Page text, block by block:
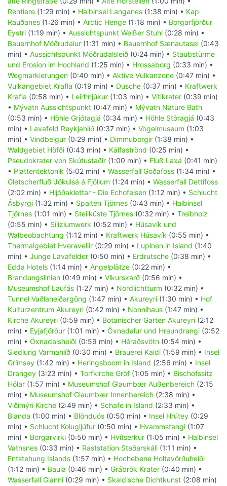
Rentiere (1:29 min) • Halbinsel Langanes (1:38 min) • Kap
Rauðanes (1:26 min) • Arctic Henge (1:18 min) • Borgarfjörður
Eystri (1:19 min) • Aussichtspunkt Weißer Stuhl (0:28 min) •
Bauernhof Möðrudalur (1:31 min) • Bauernhof Sænautasel (0:43
min) • Aussichtspunkt Möðrudalsleið (0:24 min) • Staubstürme
und Erosion im Hochland (1:25 min) • Hrossaborg (0:33 min) •
Wegmarkierungen (0:40 min) • Aktive Vulkanzone (0:47 min) •
Vulkangebiet Krafla (0:19 min) • Dusche (0:37 min) • Kraftwerk
Krafla (0:58 min) • Leirhnjúkur (1:03 min) • Vítikrater (0:39 min)
• Mývatn Aussichtspunkt (0:47 min) • Mývatn Nature Bath
(0:53 min) • Höhle Grjótagjá (0:34 min) • Höhle Stóragjá (0:43
min) • Lavafeld Reykjahlíð (0:37 min) • Vogelmuseum (1:03
min) • Vindbelgur (0:29 min) • Dimmuborgir (1:38 min) •
Waldgebiet Höfði (0:43 min) • Kálfaströnd (0:25 min) •
Pseudokrater von Skútustaðir (1:00 min) • Fluß Laxá (0:41 min)
• Plattentektonik (5:02 min) • Wasserfall Goðafoss (1:34 min) •
Gletscherfluß Jökulsá á Fjöllum (1:24 min) • Wasserfall Dettifoss
(2:02 min) • Hljóðaklettar - Die Echofelsen (1:12 min) • Schlucht
Ásbyrgi (1:32 min) • Spalten Tjörnes (0:43 min) • Halbinsel
Tjörnes (1:01 min) • Steilküste Tjörnes (0:32 min) • Treibholz
(0:55 min) • Siliziumwerk (0:52 min) • Húsavík und
Walbeobachtung (1:12 min) • Kraftwerk Húsavík (0:55 min) •
Thermalgebiet Hveravellir (0:29 min) • Lupinen in Island (1:40
min) • Junge Lavafelder (0:50 min) • Erdrutsche (0:38 min) •
Edda Hotels (1:14 min) • Angelplätze (0:22 min) •
Brandungslinien (0:49 min) • Víkurskarð (0:56 min) •
Museumshof Laufás (1:27 min) • Nordlichtturm (0:32 min) •
Tunnel Vaðlaheiðargöng (1:47 min) • Akureyri (1:30 min) • Hof
Kulturzentrum Akureyri (0:42 min) • Nonnihaus (1:47 min) •
Kirche Akureyri (0:59 min) • Botanischer Garten Akureyri (2:12
min) • Eyjafjörður (1:01 min) • Öxnadalur und Hraundrangi (0:52
min) • Öxnadalsheiði (0:59 min) • Héraðsvötn (0:54 min) •
Siedlung Varmahlíð (0:30 min) • Brauerei Kaldi (1:59 min) • Insel
Grímsey (1:42 min) • Heringsboom in Island (2:56 min) • Insel
Drangey (3:23 min) • Torfkirche Gröf (1:05 min) • Bischofssitz
Hólar (1:57 min) • Museumshof Glaumbær Außenbereich (2:15
min) • Museumshof Glaumbær Innenbereich (2:38 min) •
Viðimýri Kirche (2:49 min) • Schafe in Island (2:33 min) •
Blanda (1:00 min) • Blönduós (0:50 min) • Insel Hrútey (0:29
min) • Schlucht Kolugljúfur (0:50 min) • Hvammstangi (1:07
min) • Borgarvirki (0:50 min) • Hvítserkur (1:05 min) • Halbinsel
Vatnsnes (0:33 min) • Raststation Staðarskáli (1:11 min) •
Entstehung Islands (1:57 min) • Hochebene Holtavörðuheiði
(1:12 min) • Baula (0:46 min) • Grábrók Krater (0:40 min) •
Wasserfall Glanni (0:29 min) • Skaldische Dichtkunst (2:08 min)